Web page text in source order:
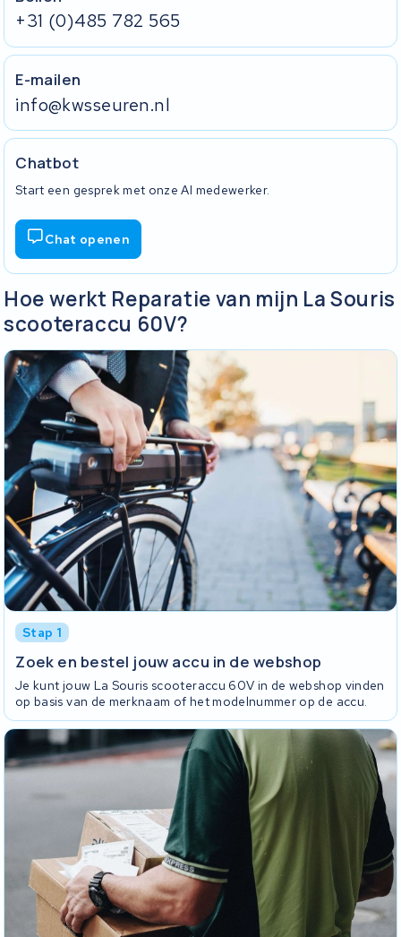
+31 (0)485 782 565
E-mailen
info@kwsseuren.nl
Chatbot
Start een gesprek met onze AI medewerker.
Chat openen
Hoe werkt Reparatie van mijn La Souris
scooteraccu 60V?
Stap 1
Zoek en bestel jouw accu in de webshop
Je kunt jouw La Souris scooteraccu 60V in de webshop vinden
op basis van de merknaam of het modelnummer op de accu.